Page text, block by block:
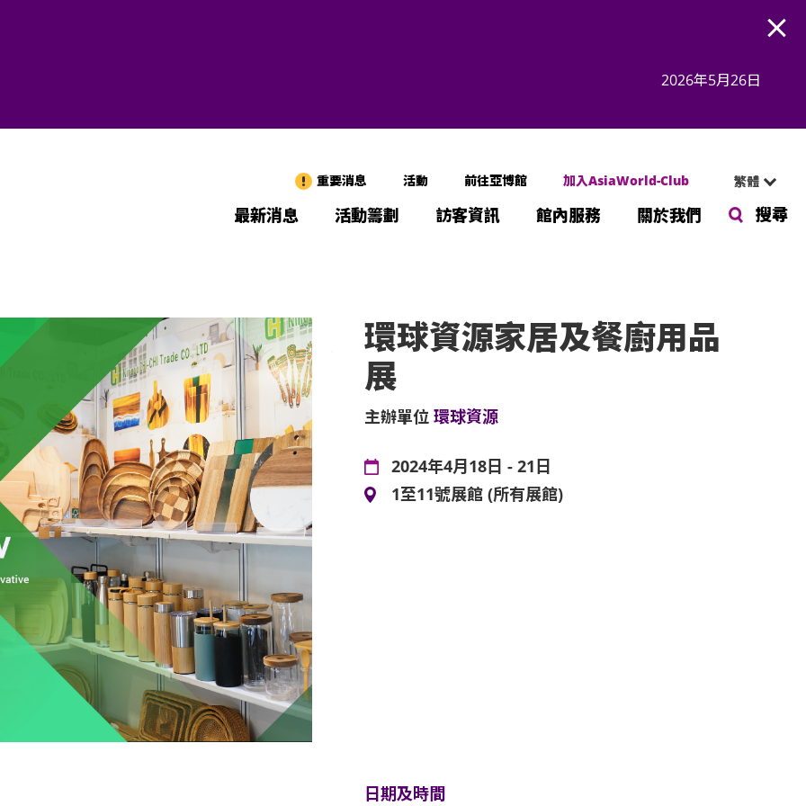
2026年5月26日
重要消息 活動 前往亞博館 加入AsiaWorld-Club 繁體
最新消息 活動籌劃 訪客資訊 館內服務 關於我們 搜尋
環球資源家居及餐廚用品
展
主辦單位 環球資源
2024年4月18日 - 21日
1至11號展館 (所有展館)
日期及時間